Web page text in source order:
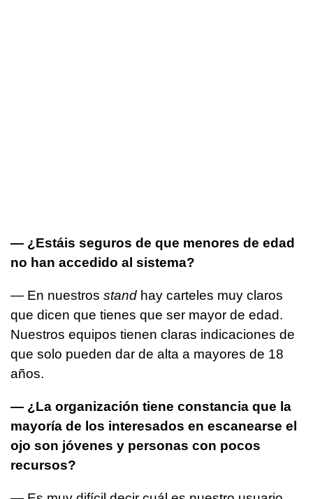
— ¿Estáis seguros de que menores de edad
no han accedido al sistema?
— En nuestros stand hay carteles muy claros
que dicen que tienes que ser mayor de edad.
Nuestros equipos tienen claras indicaciones de
que solo pueden dar de alta a mayores de 18
años.
— ¿La organización tiene constancia que la
mayoría de los interesados en escanearse el
ojo son jóvenes y personas con pocos
recursos?